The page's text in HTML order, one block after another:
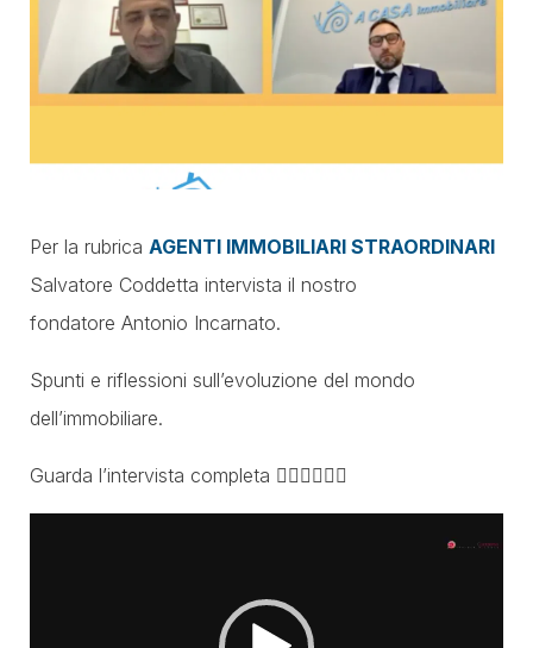
Per la rubrica AGENTI IMMOBILIARI STRAORDINARI
Salvatore Coddetta intervista il nostro
fondatore Antonio Incarnato.
Spunti e riflessioni sull’evoluzione del mondo
dell’immobiliare.
Guarda l’intervista completa 👇🏼👇🏼👇🏼